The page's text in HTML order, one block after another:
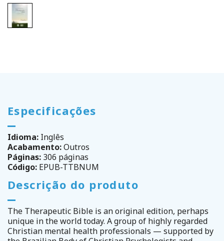
Especificações
Idioma: Inglês
Acabamento:Outros
Páginas: 306 páginas
Código: EPUB-TTBNUM
Descrição do produto
The Therapeutic Bible is an original edition, perhaps
unique in the world today. A group of highly regarded
Christian mental health professionals — supported by